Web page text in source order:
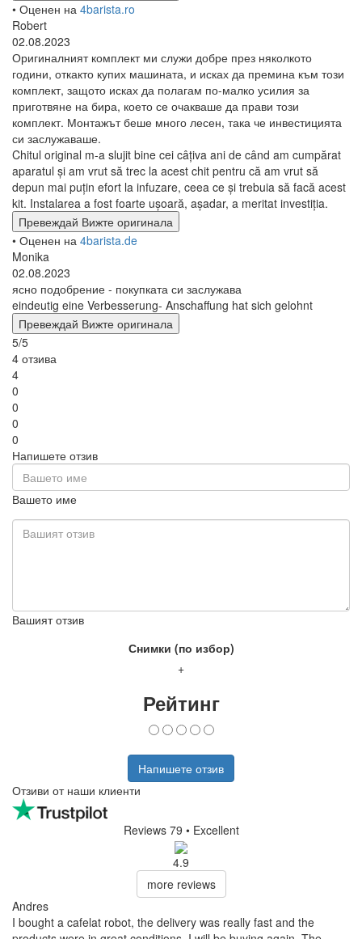
• Оценен на 4barista.ro
Robert
02.08.2023
Оригиналният комплект ми служи добре през няколкото
години, откакто купих машината, и исках да премина към този
комплект, защото исках да полагам по-малко усилия за
приготвяне на бира, което се очакваше да прави този
комплект. Монтажът беше много лесен, така че инвестицията
си заслужаваше.
Chitul original m-a slujit bine cei câțiva ani de când am cumpărat
aparatul și am vrut să trec la acest chit pentru că am vrut să
depun mai puțin efort la infuzare, ceea ce și trebuia să facă acest
kit. Instalarea a fost foarte ușoară, așadar, a meritat investiția.
Превеждай Вижте оригинала
• Оценен на 4barista.de
Monika
02.08.2023
ясно подобрение - покупката си заслужава
eindeutig eine Verbesserung- Anschaffung hat sich gelohnt
Превеждай Вижте оригинала
5/5
4 отзива
4
0
0
0
0
Напишете отзив
Вашето име
Вашият отзив
Снимки (по избор)
+
Рейтинг
Напишете отзив
Отзиви от наши клиенти
Reviews 79 • Excellent
4.9
more reviews
Andres
I bought a cafelat robot, the delivery was really fast and the